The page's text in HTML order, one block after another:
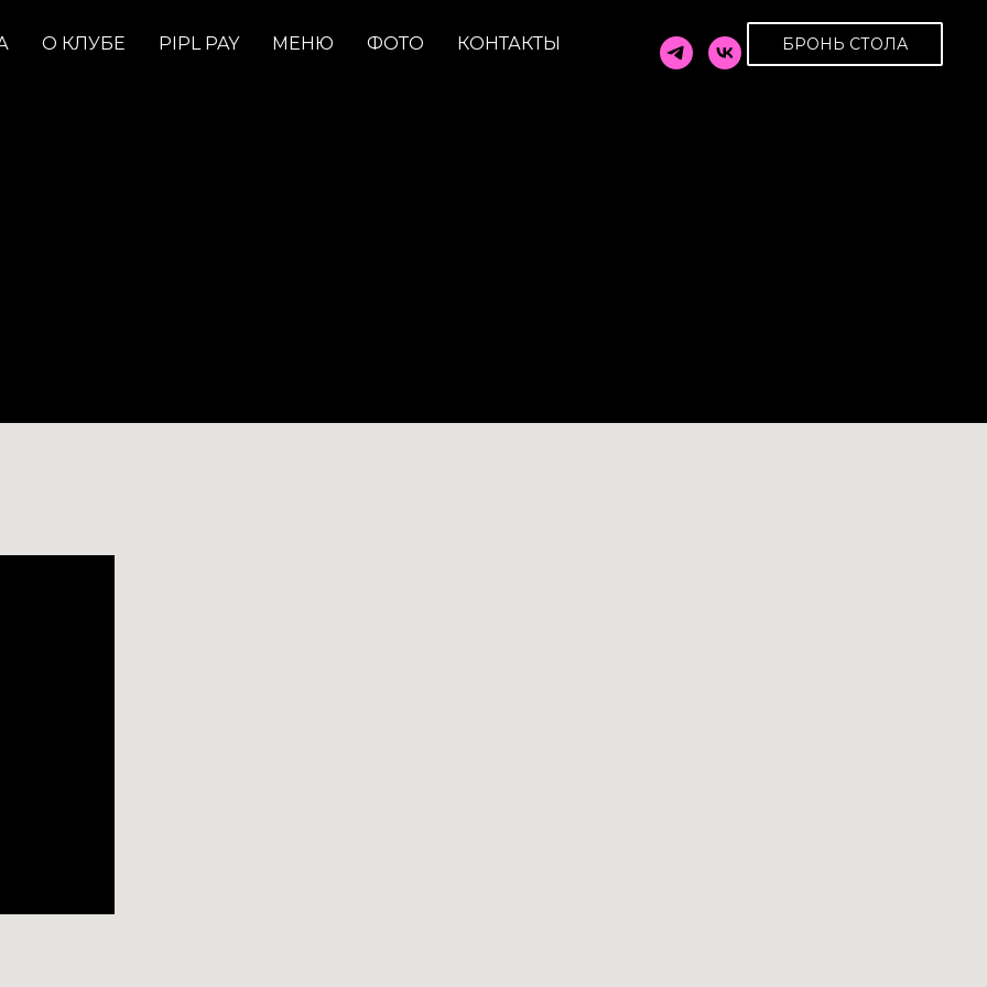
О КЛУБЕ PIPL PAY МЕНЮ ФОТО КОНТАКТЫ БРОНЬ СТОЛА